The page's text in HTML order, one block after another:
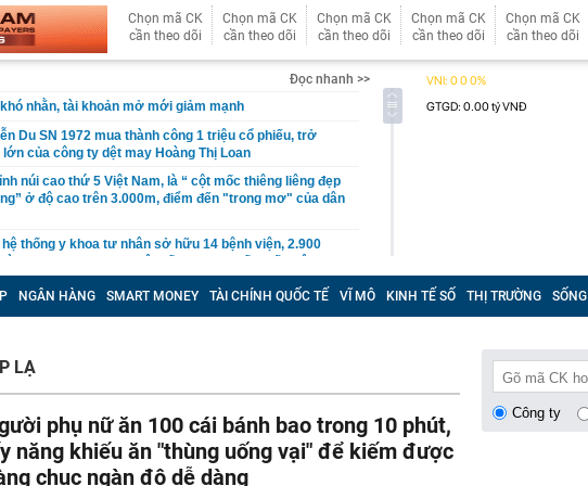
Chọn mã CK
cần theo dõi
Chọn mã CK
cần theo dõi
Chọn mã CK
cần theo dõi
Chọn mã CK
cần theo dõi
Chọn mã CK
cần theo dõi
Đọc nhanh >>
nhằn, tài khoản mở mới giảm mạnh
Du SN 1972 mua thành công 1 triệu cổ phiếu, trở
của công ty dệt may Hoàng Thị Loan
núi cao thứ 5 Việt Nam, là “ cột mốc thiêng liêng đẹp
ở độ cao trên 3.000m, điểm đến "trong mơ" của dân
thống y khoa tư nhân sở hữu 14 bệnh viện, 2.900
bị HoSE cắt margin trong tháng 8
tăng hơn 120%
dự phóng VN-Index có thể chạm mốc 1.885 điểm
8
lượng tiền hơn 62.000 tỷ đồng, lớn hơn cả Vinhomes,
Máy Xanh, Bách Hóa Xanh, An Khang, vốn hóa
NGÂN HÀNG SMART MONEY TÀI CHÍNH QUỐC TẾ VĨ MÔ KINH TẾ SỐ THỊ TRƯỜNG SỐNG
LẠ
phụ nữ ăn 100 cái bánh bao trong 10 phút,
năng khiếu ăn "thùng uống vại" để kiếm được
chục ngàn đô dễ dàng
Công ty